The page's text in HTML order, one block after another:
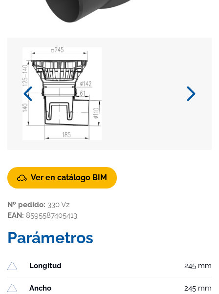
Ver en catálogo BIM
Nº pedido: 330 Vz
EAN: 8595587405413
Parámetros
Longitud 245 mm
Ancho 245 mm